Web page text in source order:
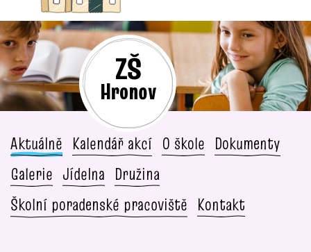
ZŠ
Hronov
Aktuálně Kalendář akcí O škole Dokumenty
Galerie Jídelna Družina
Školní poradenské pracoviště Kontakt